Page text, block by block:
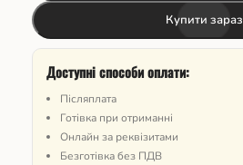
Купити зараз
Доступні способи оплати:
Післяплата
Готівка при отриманні
Онлайн за реквізитами
Безготівка без ПДВ